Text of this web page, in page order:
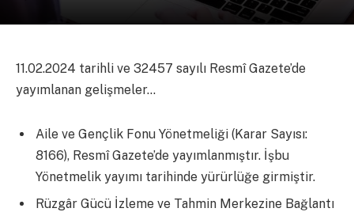
11.02.2024 tarihli ve 32457 sayılı Resmî Gazete’de
yayımlanan gelişmeler…
Aile ve Gençlik Fonu Yönetmeliği (Karar Sayısı:
8166), Resmî Gazete’de yayımlanmıştır. İşbu
Yönetmelik yayımı tarihinde yürürlüğe girmiştir.
Rüzgâr Gücü İzleme ve Tahmin Merkezine Bağlantı